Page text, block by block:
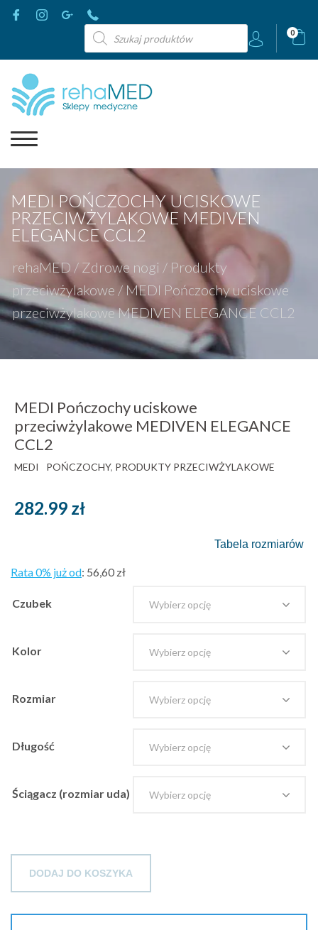
Wyszukiwarka
produktów
0
MEDI POŃCZOCHY UCISKOWE
PRZECIWŻYLAKOWE MEDIVEN
ELEGANCE CCL2
rehaMED / Zdrowe nogi / Produkty
przeciwżylakowe / MEDI Pończochy uciskowe
przeciwżylakowe MEDIVEN ELEGANCE CCL2
MEDI Pończochy uciskowe
przeciwżylakowe MEDIVEN ELEGANCE
CCL2
MEDI POŃCZOCHY, PRODUKTY PRZECIWŻYLAKOWE
282.99 zł
Tabela rozmiarów
Rata 0% już od: 56,60 zł
Czubek
Kolor
Rozmiar
Długość
Ściągacz (rozmiar uda)
DODAJ DO KOSZYKA